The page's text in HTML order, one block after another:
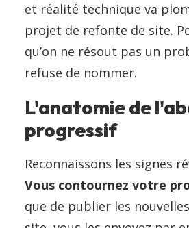
et réalité technique va
projet de refonte de site.
qu’on ne résout pas un
refuse de nommer.
L'anatomie de
progressif
Reconnaissons les signes
Vous contournez votre
que de publier les